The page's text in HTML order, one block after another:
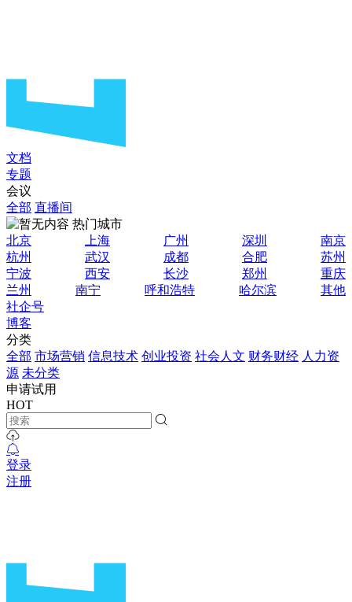
文档
专题
会议
全部 直播间
热门城市
北京
上海 广州 深圳
南京
杭州
武汉 成都 合肥
苏州
宁波
西安 长沙 郑州
重庆
兰州
南宁 呼和浩特 哈尔滨
其他
社企号
博客
分类
全部 市场营销 信息技术 创业投资 社会人文 财务财经 人力资
源 未分类
申请试用
HOT
登录
注册